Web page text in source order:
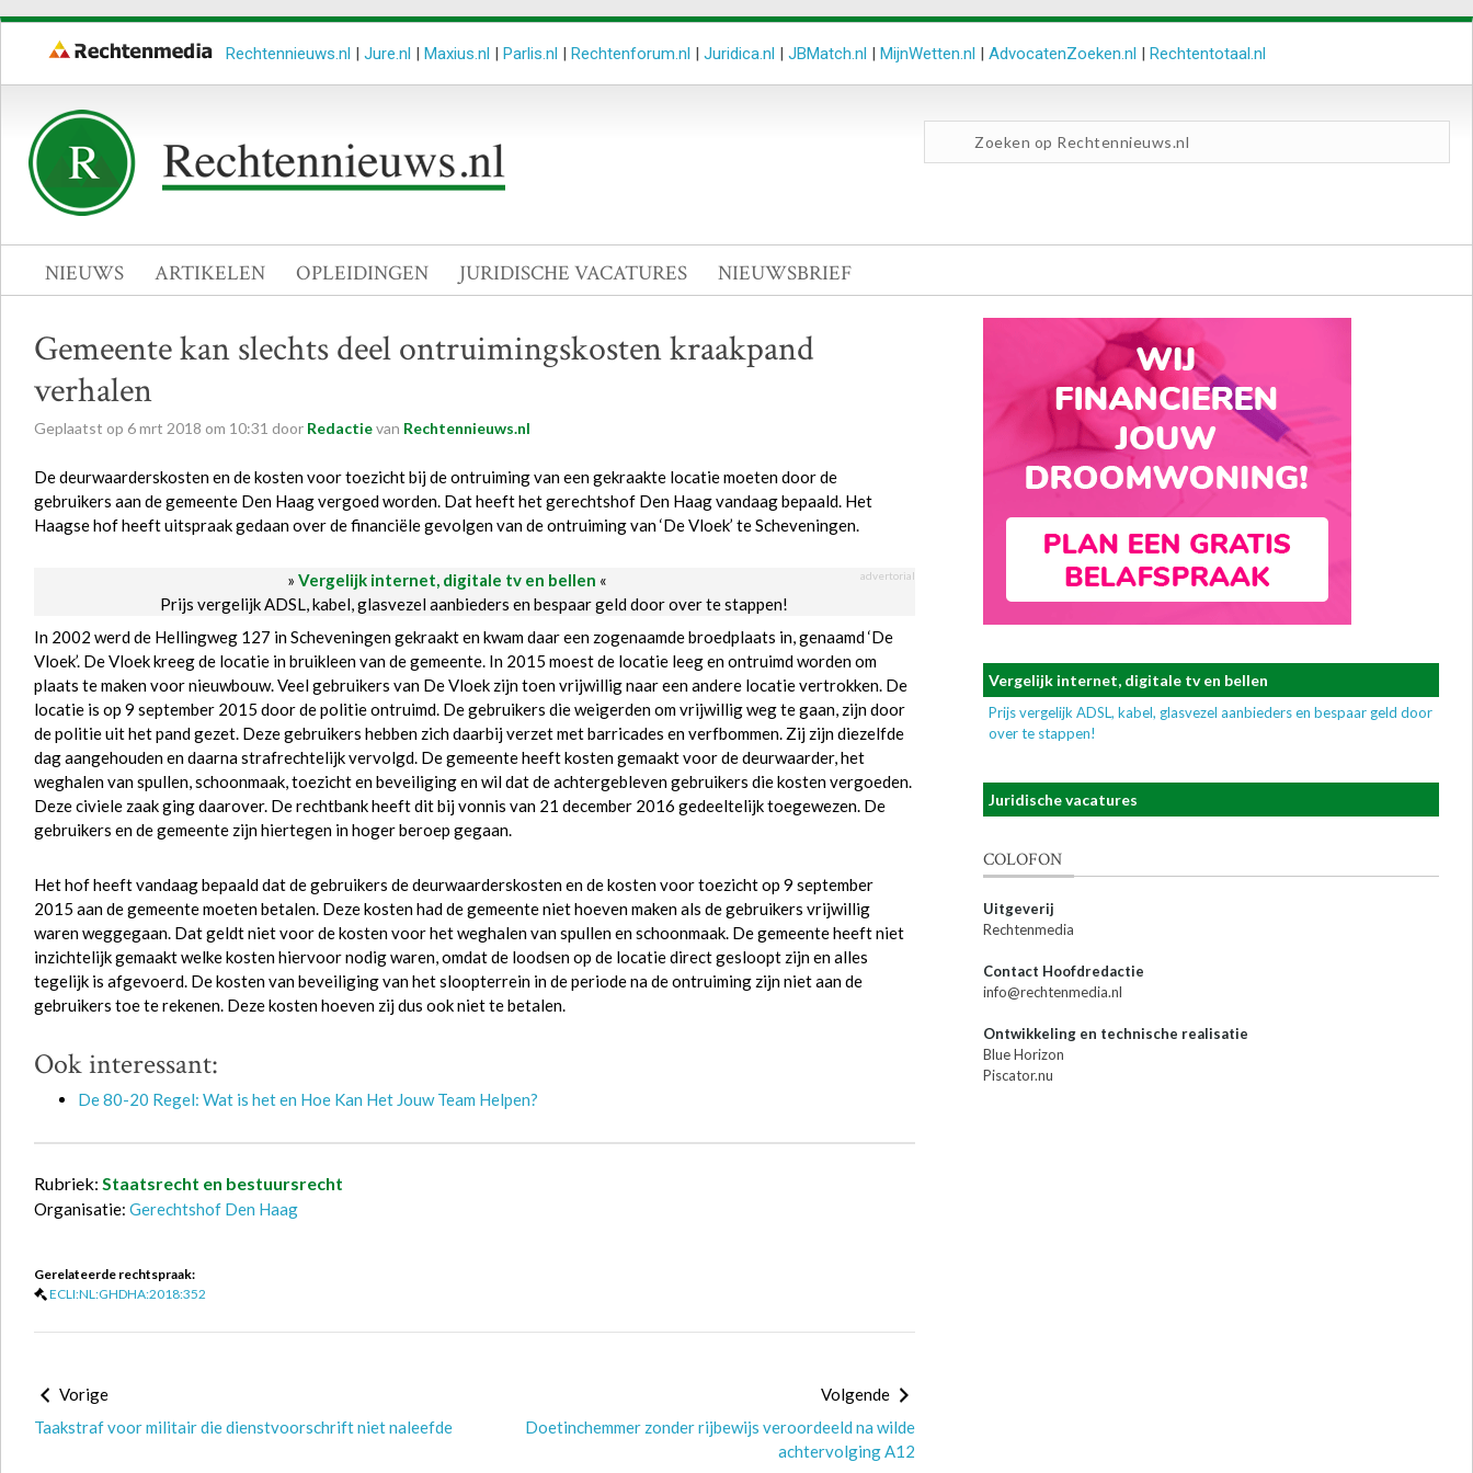
Rechtennieuws.nl | Jure.nl | Maxius.nl | Parlis.nl | Rechtenforum.nl | Juridica.nl | JBMatch.nl | MijnWetten.nl | AdvocatenZoeken.nl | Rechtentotaal.nl
NIEUWS ARTIKELEN OPLEIDINGEN JURIDISCHE VACATURES NIEUWSBRIEF
Gemeente kan slechts deel ontruimingskosten kraakpand
verhalen
Geplaatst op 6mrt 2018 om 10:31 door Redactievan Rechtennieuws.nl
De deurwaarderskosten en de kosten voor toezicht bij de ontruiming van een gekraakte locatie moeten door de
gebruikers aan de gemeente Den Haag vergoed worden. Dat heeft het gerechtshof Den Haag vandaag bepaald. Het
Haagse hof heeft uitspraak gedaan over de financiële gevolgen van de ontruiming van ‘De Vloek’ te Scheveningen.
» Vergelijk internet, digitale tv en bellen « advertorial
Prijs vergelijk ADSL, kabel, glasvezel aanbieders en bespaar geld door over te stappen!
In 2002 werd de Hellingweg 127 in Scheveningen gekraakt en kwam daar een zogenaamde broedplaats in, genaamd ‘De
Vloek’. De Vloek kreeg de locatie in bruikleen van de gemeente. In 2015 moest de locatie leeg en ontruimd worden om
plaats te maken voor nieuwbouw. Veel gebruikers van De Vloek zijn toen vrijwillig naar een andere locatie vertrokken. De
locatie is op 9 september 2015 door de politie ontruimd. De gebruikers die weigerden om vrijwillig weg te gaan, zijn door
de politie uit het pand gezet. Deze gebruikers hebben zich daarbij verzet met barricades en verfbommen. Zij zijn diezelfde
dag aangehouden en daarna strafrechtelijk vervolgd. De gemeente heeft kosten gemaakt voor de deurwaarder, het
weghalen van spullen, schoonmaak, toezicht en beveiliging en wil dat de achtergebleven gebruikers die kosten vergoeden.
Deze civiele zaak ging daarover. De rechtbank heeft dit bij vonnis van 21 december 2016 gedeeltelijk toegewezen. De
gebruikers en de gemeente zijn hiertegen in hoger beroep gegaan.
Het hof heeft vandaag bepaald dat de gebruikers de deurwaarderskosten en de kosten voor toezicht op 9 september
2015 aan de gemeente moeten betalen. Deze kosten had de gemeente niet hoeven maken als de gebruikers vrijwillig
waren weggegaan. Dat geldt niet voor de kosten voor het weghalen van spullen en schoonmaak. De gemeente heeft niet
inzichtelijk gemaakt welke kosten hiervoor nodig waren, omdat de loodsen op de locatie direct gesloopt zijn en alles
tegelijk is afgevoerd. De kosten van beveiliging van het sloopterrein in de periode na de ontruiming zijn niet aan de
gebruikers toe te rekenen. Deze kosten hoeven zij dus ook niet te betalen.
Ook interessant:
De 80-20 Regel: Wat is het en Hoe Kan Het Jouw Team Helpen?
Rubriek: Staatsrecht en bestuursrecht
Organisatie: Gerechtshof Den Haag
Gerelateerde rechtspraak:
ECLI:NL:GHDHA:2018:352
Vorige
Taakstraf voor militair die dienstvoorschrift niet naleefde
Volgende
Doetinchemmer zonder rijbewijs veroordeeld na wilde
achtervolging A12
Vergelijk internet, digitale tv en bellen
Prijs vergelijk ADSL, kabel, glasvezel aanbieders en bespaar geld door
over te stappen!
Juridische vacatures
COLOFON
Uitgeverij
Rechtenmedia
Contact Hoofdredactie
info@rechtenmedia.nl
Ontwikkeling en technische realisatie
Blue Horizon
Piscator.nu